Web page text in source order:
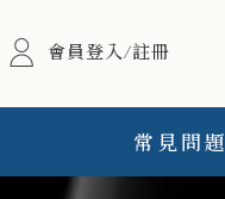
會員登入/註冊
常見問題